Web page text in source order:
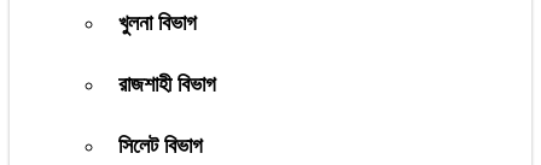
খুলনা বিভাগ
রাজশাহী বিভাগ
সিলেট বিভাগ